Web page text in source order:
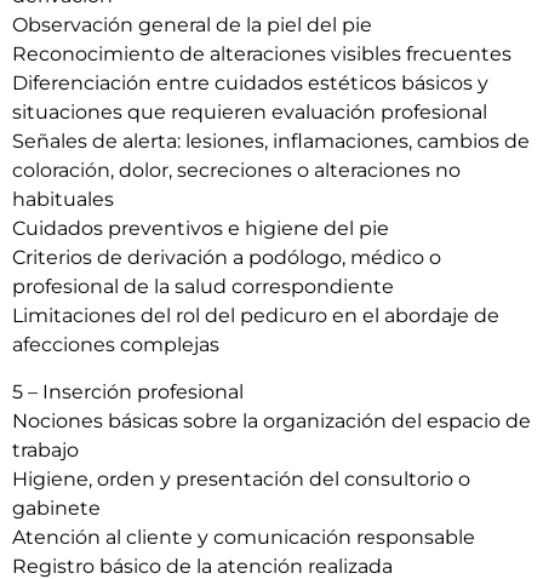
Observación general de la piel del pie
Reconocimiento de alteraciones visibles frecuentes
Diferenciación entre cuidados estéticos básicos y
situaciones que requieren evaluación profesional
Señales de alerta: lesiones, inflamaciones, cambios de
coloración, dolor, secreciones o alteraciones no
habituales
Cuidados preventivos e higiene del pie
Criterios de derivación a podólogo, médico o
profesional de la salud correspondiente
Limitaciones del rol del pedicuro en el abordaje de
afecciones complejas
5 – Inserción profesional
Nociones básicas sobre la organización del espacio de
trabajo
Higiene, orden y presentación del consultorio o
gabinete
Atención al cliente y comunicación responsable
Registro básico de la atención realizada